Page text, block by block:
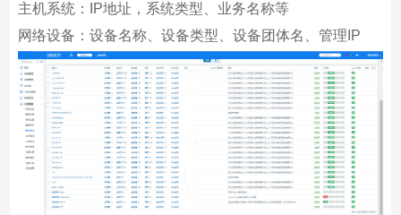
主机系统：IP地址，系统类型、业务名称等
网络设备：设备名称、设备类型、设备团体名、管理IP